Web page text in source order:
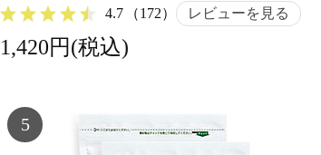
4.7 （172） レビューを見る
1,420円(税込)
5